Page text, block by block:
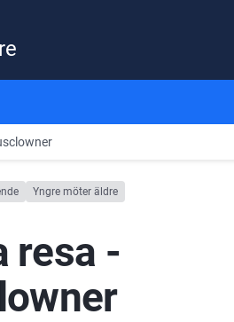
Yngre möter äldre
resa -